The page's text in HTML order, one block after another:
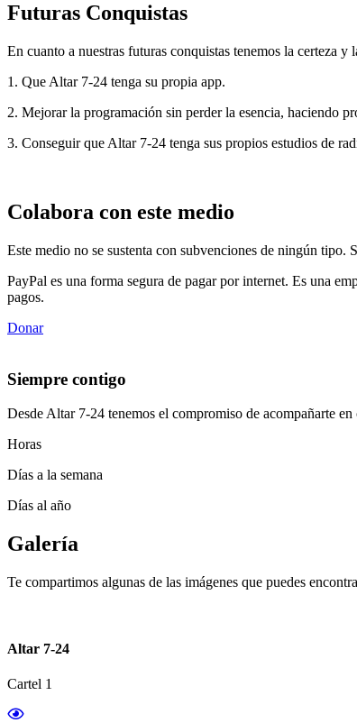
Futuras Conquistas
En cuanto a nuestras futuras conquistas tenemos la certeza
1. Que Altar 7-24 tenga su propia app.
2. Mejorar la programación sin perder la esencia, haciendo
3. Conseguir que Altar 7-24 tenga sus propios estudios de
Colabora con este medio
Este medio no se sustenta con subvenciones de ningún tipo.
PayPal es una forma segura de pagar por internet. Es una
pagos.
Donar
Siempre contigo
Desde Altar 7-24 tenemos el compromiso de acompañarte
Horas
Días a la semana
Días al año
Galería
Te compartimos algunas de las imágenes que puedes
Altar 7-24
Cartel 1